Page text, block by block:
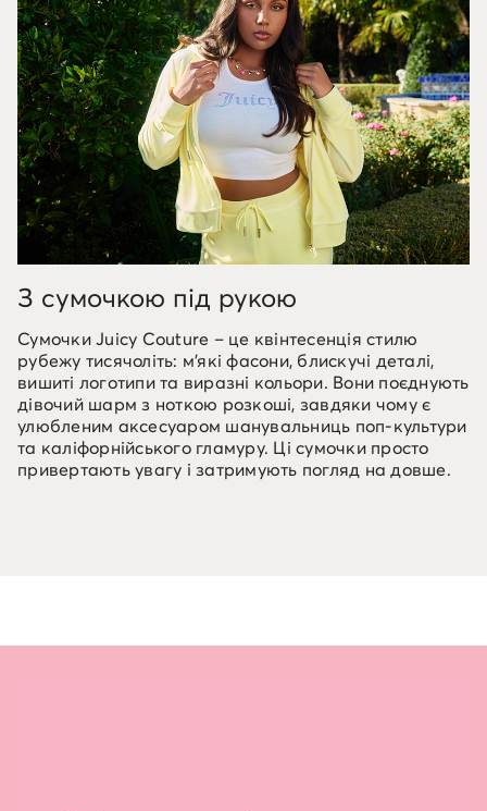
З сумочкою під рукою
Сумочки Juicy Couture – це квінтесенція стилю
рубежу тисячоліть: м'які фасони, блискучі деталі,
вишиті логотипи та виразні кольори. Вони поєднують
дівочий шарм з ноткою розкоші, завдяки чому є
улюбленим аксесуаром шанувальниць поп-культури
та каліфорнійського гламуру. Ці сумочки просто
привертають увагу і затримують погляд на довше.